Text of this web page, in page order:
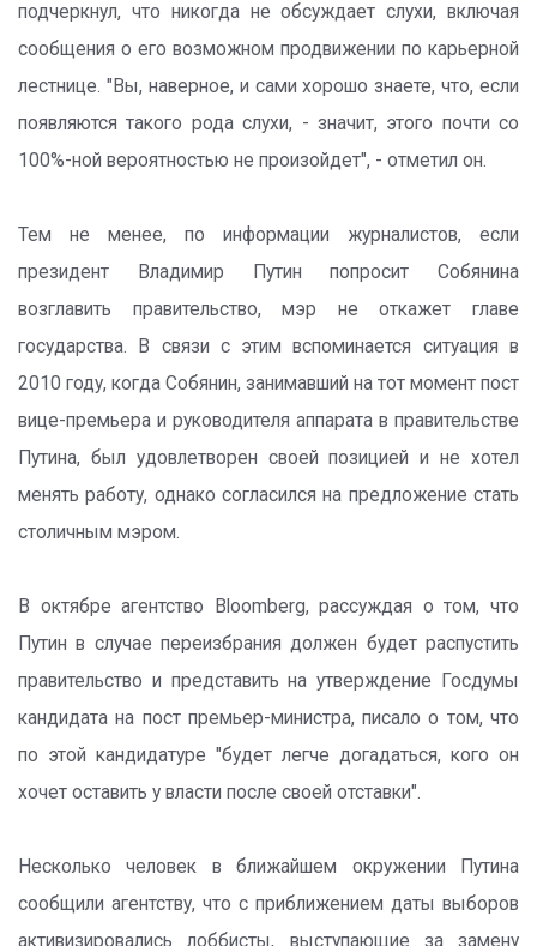
подчеркнул, что никогда не обсуждает слухи, включая
сообщения о его возможном продвижении по карьерной
лестнице. "Вы, наверное, и сами хорошо знаете, что, если
появляются такого рода слухи, - значит, этого почти со
100%-ной вероятностью не произойдет", - отметил он.
Тем не менее, по информации журналистов, если
президент Владимир Путин попросит Собянина
возглавить правительство, мэр не откажет главе
государства. В связи с этим вспоминается ситуация в
2010 году, когда Собянин, занимавший на тот момент пост
вице-премьера и руководителя аппарата в правительстве
Путина, был удовлетворен своей позицией и не хотел
менять работу, однако согласился на предложение стать
столичным мэром.
В октябре агентство Bloomberg, рассуждая о том, что
Путин в случае переизбрания должен будет распустить
правительство и представить на утверждение Госдумы
кандидата на пост премьер-министра, писало о том, что
по этой кандидатуре "будет легче догадаться, кого он
хочет оставить у власти после своей отставки".
Несколько человек в ближайшем окружении Путина
сообщили агентству, что с приближением даты выборов
активизировались лоббисты, выступающие за замену